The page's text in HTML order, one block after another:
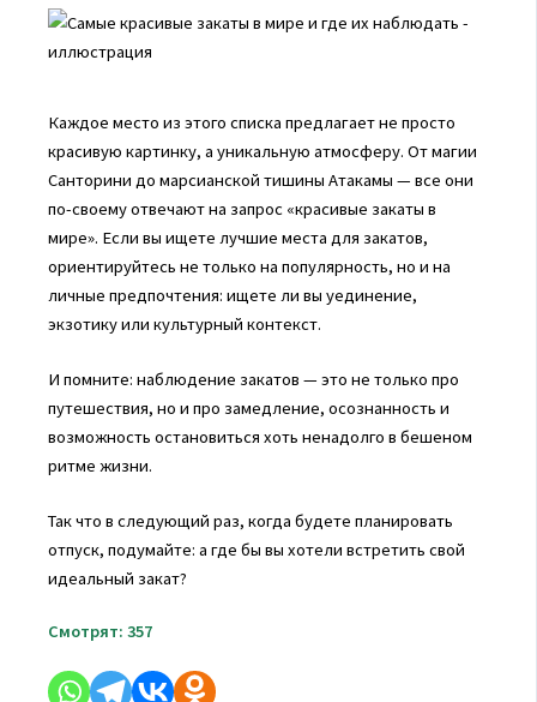
Каждое место из этого списка предлагает не просто
красивую картинку, а уникальную атмосферу. От магии
Санторини до марсианской тишины Атакамы — все они
по-своему отвечают на запрос «красивые закаты в
мире». Если вы ищете лучшие места для закатов,
ориентируйтесь не только на популярность, но и на
личные предпочтения: ищете ли вы уединение,
экзотику или культурный контекст.
И помните: наблюдение закатов — это не только про
путешествия, но и про замедление, осознанность и
возможность остановиться хоть ненадолго в бешеном
ритме жизни.
Так что в следующий раз, когда будете планировать
отпуск, подумайте: а где бы вы хотели встретить свой
идеальный закат?
Смотрят: 357